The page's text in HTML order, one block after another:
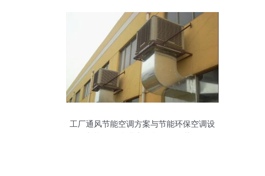
工厂通风节能空调方案与节能环保空调设